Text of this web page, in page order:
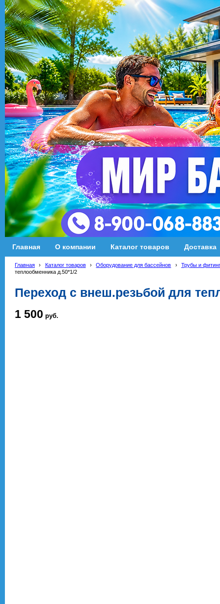
Главная О компании Каталог товаров Доставка
Главная › Каталог товаров › Оборудование для бассейнов ›
Трубы и
теплообменника д.50*1/2
Переход с внеш.резьбой для
1 500 руб.